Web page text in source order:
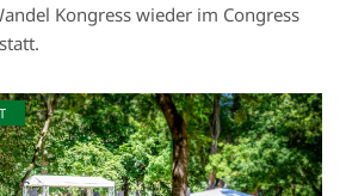
Kongress wieder im Congress